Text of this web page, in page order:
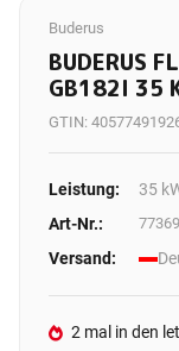
Buderus
BUDERUS
GB182I 35
GTIN:
Leistung:
35
Art-Nr.:
Versand:
2 mal in den